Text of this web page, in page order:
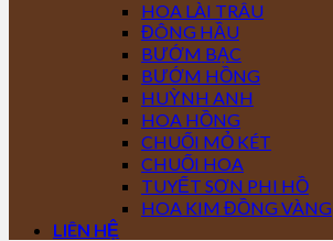
HOA LÀI TRÂU
ĐÔNG HẦU
BƯỚM BẠC
BƯỚM HỒNG
HUỲNH ANH
HOA HỒNG
CHUỐI MỎ KÉT
CHUỐI HOA
TUYẾT SƠN PHI HỒ
HOA KIM ĐỒNG VÀNG
LIÊN HỆ